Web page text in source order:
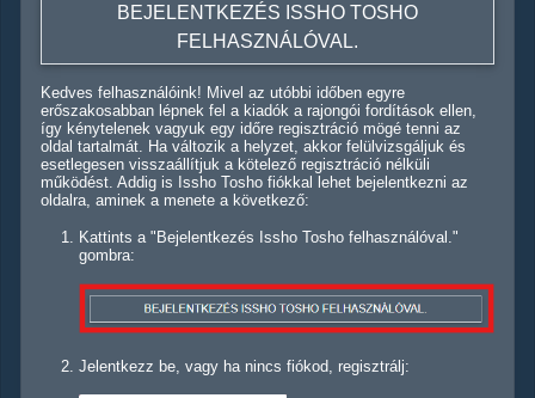
BEJELENTKEZÉS ISSHO TOSHO
FELHASZNÁLÓVAL.
Kedves felhasználóink! Mivel az utóbbi időben egyre
erőszakosabban lépnek fel a kiadók a rajongói fordítások ellen,
így kénytelenek vagyuk egy időre regisztráció mögé tenni az
oldal tartalmát. Ha változik a helyzet, akkor felülvizsgáljuk és
esetlegesen visszaállítjuk a kötelező regisztráció nélküli
működést. Addig is Issho Tosho fiókkal lehet bejelentkezni az
oldalra, aminek a menete a következő:
Kattints a "Bejelentkezés Issho Tosho felhasználóval."
gombra:
Jelentkezz be, vagy ha nincs fiókod, regisztrálj: